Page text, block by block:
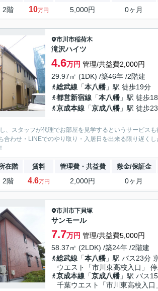
2階 10万円 5,000円 0ヶ月
市川市稲荷木
滝沢ハイツ
4.6万円 管理/共益費2,000円
29.97㎡ (1DK) /築46年 /2階建
総武線 「本八幡 」駅 徒歩19分
都営新宿線 「本八幡 」駅 徒歩
京成本線 「京成八幡 」駅 徒歩
、スタッフが代理でお部屋を見学するというサービスも
合わせ・LINEでのやり取り・入居日を出来る限り遅く
在階 賃料 管理費・共益費 敷金/保証金
2階 4.6万円 2,000円 0ヶ月
市川市下貝塚
サンモール
7.7万円 管理/共益費5,000円
58.37㎡ (2LDK) /築24年 /2階建
総武線 「本八幡 」駅 バス23分
ウエスト「市川東高校入口」
京成本線 「京成八幡 」駅 バス
千葉ウエスト「市川東高校入口